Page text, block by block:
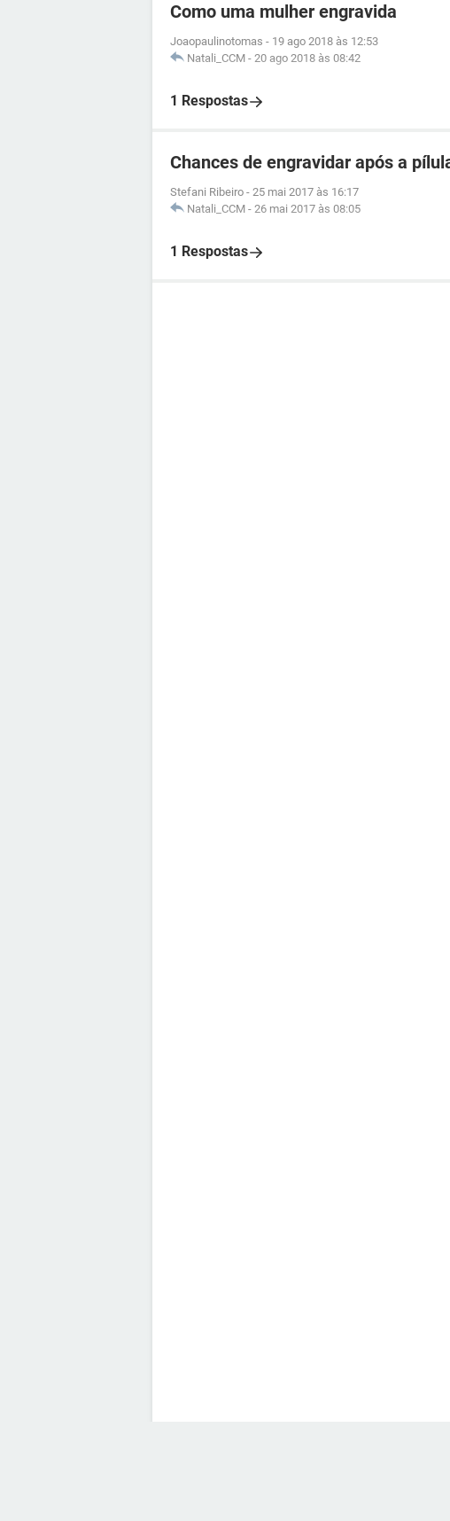
Como uma mulher engravida
Joaopaulinotomas - 19 ago 2018 às 12:53
Natali_CCM - 20 ago 2018 às 08:42
1 Respostas
Chances de engravidar após a
Stefani Ribeiro - 25 mai 2017 às 16:17
Natali_CCM - 26 mai 2017 às 08:05
1 Respostas